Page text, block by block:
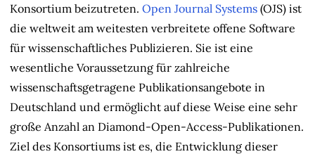
Konsortium beizutreten. Open Journal Systems (OJS) ist
die weltweit am weitesten verbreitete offene Software
für wissenschaftliches Publizieren. Sie ist eine
wesentliche Voraussetzung für zahlreiche
wissenschaftsgetragene Publikationsangebote in
Deutschland und ermöglicht auf diese Weise eine sehr
große Anzahl an Diamond-Open-Access-Publikationen.
Ziel des Konsortiums ist es, die Entwicklung dieser